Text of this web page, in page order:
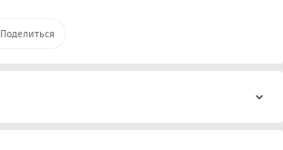
Поделиться